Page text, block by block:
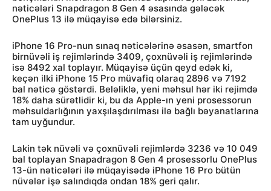
nəticələri Snapdragon 8 Gen 4 əsasında gələcək
OnePlus 13 ilə müqayisə edə bilərsiniz.
iPhone 16 Pro-nun sınaq nəticələrinə əsasən, smartfon
birnüvəli iş rejimlərində 3409, çoxnüvəli iş rejimlərində
isə 8492 xal toplayır. Müqayisə üçün qeyd edək ki,
keçən ilki iPhone 15 Pro müvafiq olaraq 2896 və 7192
bal nəticə göstərdi. Beləliklə, yeni məhsul hər iki rejimdə
18% daha sürətlidir ki, bu da Apple-ın yeni prosessorun
məhsuldarlığının yaxşılaşdırılması ilə bağlı bəyanatlarına
tam uyğundur.
Lakin tək nüvəli və çoxnüvəli rejimlərdə 3236 və 10 049
bal toplayan Snapadragon 8 Gen 4 prosessorlu OnePlus
13-ün nəticələri ilə müqayisədə iPhone 16 Pro bütün
nüvələr işə salındıqda ondan 18% geri qalır.